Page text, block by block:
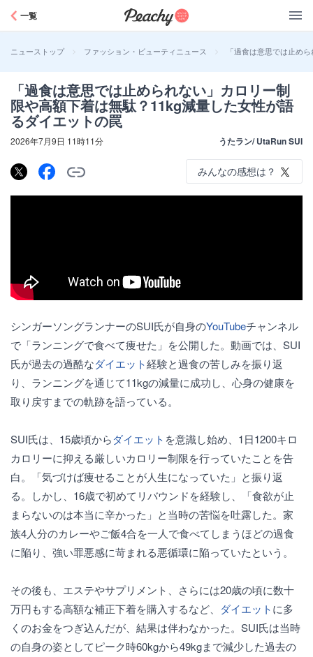
一覧
ニューストップ > ファッション・ビューティニュース > 「過食は意思では止め
「過食は意思では止められない」カロリー制
限や高額下着は無駄？11kg減量した女性が語
るダイエットの罠
2026年7月9日 11時11分 うたラン/ UtaRun SUI
みんなの感想は？
シンガーソングランナーのSUI氏が自身のYouTubeチャンネル
で「ランニングで食べて痩せた」を公開した。動画では、SUI
氏が過去の過酷なダイエット経験と過食の苦しみを振り返
り、ランニングを通じて11kgの減量に成功し、心身の健康を
取り戻すまでの軌跡を語っている。
SUI氏は、15歳頃からダイエット を意識し始め、1日1200キロ
カロリーに抑える厳しいカロリー制限を行っていたことを告
白。「気づけば痩せることが人生になっていた」と振り返
る。しかし、16歳で初めてリバウンドを経験し、「食欲が止
まらないのは本当に辛かった」と当時の苦悩を吐露した。家
族4人分のカレーやご飯4合を一人で食べてしまうほどの過食
に陥り、強い罪悪感に苛まれる悪循環に陥っていたという。
その後も、エステやサプリメント、さらには20歳の頃に数十
万円もする高額な補正下着を購入するなど、 ダイエットに多
くのお金をつぎ込んだが、結果は伴わなかった。SUI氏は当時
の自身の姿としてピーク時60kgから49kgまで減少した過去の